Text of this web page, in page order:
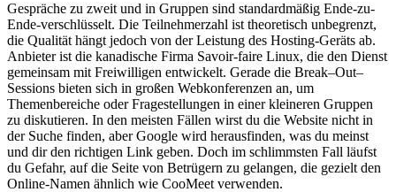
Gespräche zu zweit und in Gruppen sind standardmäßig Ende-zu-
Ende-verschlüsselt. Die Teilnehmerzahl ist theoretisch unbegrenzt,
die Qualität hängt jedoch von der Leistung des Hosting-Geräts ab.
Anbieter ist die kanadische Firma Savoir-faire Linux, die den Dienst
gemeinsam mit Freiwilligen entwickelt. Gerade die Break–Out–
Sessions bieten sich in großen Webkonferenzen an, um
Themenbereiche oder Fragestellungen in einer kleineren Gruppen
zu diskutieren. In den meisten Fällen wirst du die Website nicht in
der Suche finden, aber Google wird herausfinden, was du meinst
und dir den richtigen Link geben. Doch im schlimmsten Fall läufst
du Gefahr, auf die Seite von Betrügern zu gelangen, die gezielt den
Online-Namen ähnlich wie CooMeet verwenden.